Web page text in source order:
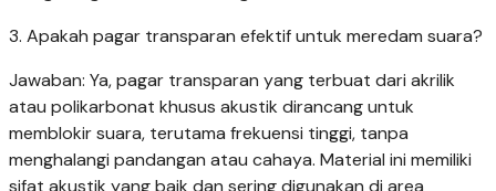
3. Apakah pagar transparan efektif untuk meredam suara?
Jawaban: Ya, pagar transparan yang terbuat dari akrilik
atau polikarbonat khusus akustik dirancang untuk
memblokir suara, terutama frekuensi tinggi, tanpa
menghalangi pandangan atau cahaya. Material ini memiliki